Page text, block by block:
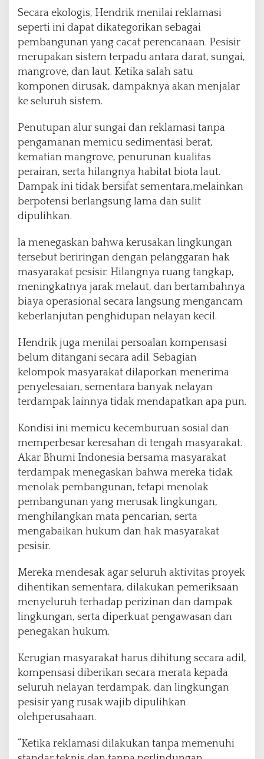
Secara ekologis, Hendrik menilai reklamasi
seperti ini dapat dikategorikan sebagai
pembangunan yang cacat perencanaan. Pesisir
merupakan sistem terpadu antara darat, sungai,
mangrove, dan laut. Ketika salah satu
komponen dirusak, dampaknya akan menjalar
ke seluruh sistem.
Penutupan alur sungai dan reklamasi tanpa
pengamanan memicu sedimentasi berat,
kematian mangrove, penurunan kualitas
perairan, serta hilangnya habitat biota laut.
Dampak ini tidak bersifat sementara,melainkan
berpotensi berlangsung lama dan sulit
dipulihkan.
la menegaskan bahwa kerusakan lingkungan
tersebut beriringan dengan pelanggaran hak
masyarakat pesisir. Hilangnya ruang tangkap,
meningkatnya jarak melaut, dan bertambahnya
biaya operasional secara langsung mengancam
keberlanjutan penghidupan nelayan kecil.
Hendrik juga menilai persoalan kompensasi
belum ditangani secara adil. Sebagian
kelompok masyarakat dilaporkan menerima
penyelesaian, sementara banyak nelayan
terdampak lainnya tidak mendapatkan apa pun.
Kondisi ini memicu kecemburuan sosial dan
memperbesar keresahan di tengah masyarakat.
Akar Bhumi Indonesia bersama masyarakat
terdampak menegaskan bahwa mereka tidak
menolak pembangunan, tetapi menolak
pembangunan yang merusak lingkungan,
menghilangkan mata pencarian, serta
mengabaikan hukum dan hak masyarakat
pesisir.
Mereka mendesak agar seluruh aktivitas proyek
dihentikan sementara, dilakukan pemeriksaan
menyeluruh terhadap perizinan dan dampak
lingkungan, serta diperkuat pengawasan dan
penegakan hukum.
Kerugian masyarakat harus dihitung secara adil,
kompensasi diberikan secara merata kepada
seluruh nelayan terdampak, dan lingkungan
pesisir yang rusak wajib dipulihkan
olehperusahaan.
“Ketika reklamasi dilakukan tanpa memenuhi